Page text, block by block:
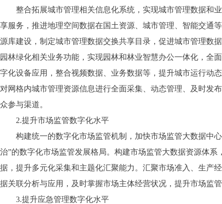
整合拓展城市管理相关信息化系统，实现城市管理数据和业
享服务，推进地理空间数据在国土资源、城市管理、智能交通
源库建设，制定城市管理数据交换共享目录，促进城市管理数
园林绿化相关业务功能，实现园林和林业智慧办公一体化，全
字化设备应用，整合视频数据、业务数据等，提升城市运行动
对网格内城市管理资源信息进行全面采集、动态管理、及时发
众参与渠道。
2.提升市场监管数字化水平
构建统一的数字化市场监管机制，加快市场监管大数据中心
治”的数字化市场监管发展格局。构建市场监管大数据资源体
据，提升多元化采集和主题化汇聚能力。汇聚市场准入、生产
据关联分析与应用，及时掌握市场主体经营状况，提升市场监
3.提升应急管理数字化水平